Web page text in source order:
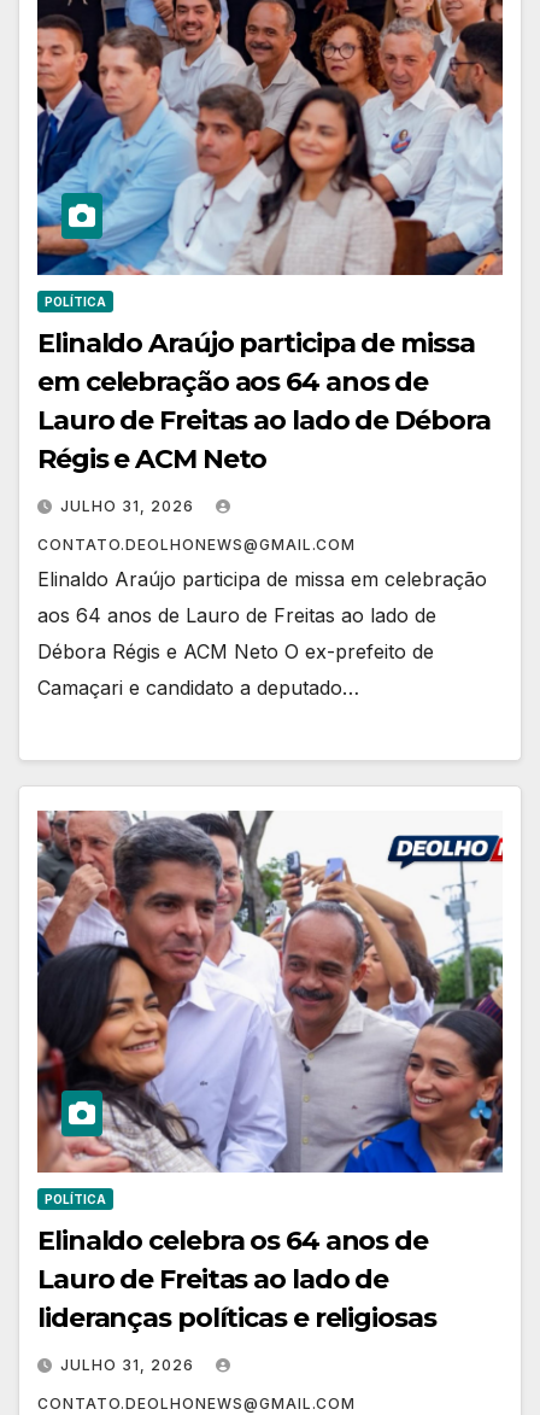
POLÍTICA
Elinaldo Araújo participa de missa
em celebração aos 64 anos de
Lauro de Freitas ao lado de Débora
Régis e ACM Neto
JULHO 31, 2026
CONTATO.DEOLHONEWS@GMAIL.COM
Elinaldo Araújo participa de missa em celebração
aos 64 anos de Lauro de Freitas ao lado de
Débora Régis e ACM Neto O ex-prefeito de
Camaçari e candidato a deputado…
POLÍTICA
Elinaldo celebra os 64 anos de
Lauro de Freitas ao lado de
lideranças políticas e religiosas
JULHO 31, 2026
CONTATO.DEOLHONEWS@GMAIL.COM